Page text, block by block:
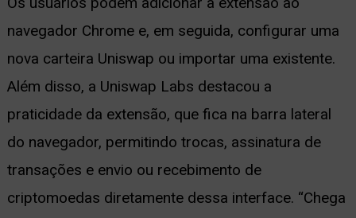
navegador Chrome e, em seguida, configurar uma
nova carteira Uniswap ou importar uma existente.
Além disso, a Uniswap Labs destacou a
praticidade da extensão, que fica na barra lateral
do navegador, permitindo trocas, assinatura de
transações e envio ou recebimento de
criptomoedas diretamente dessa interface. “Chega